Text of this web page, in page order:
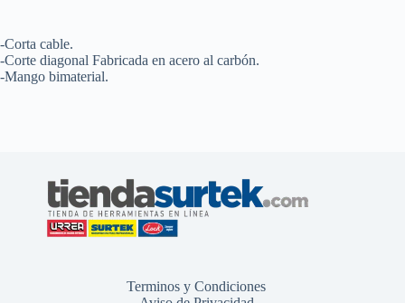
-Corta cable.
-Corte diagonal Fabricada en acero al carbón.
-Mango bimaterial.
Terminos y Condiciones